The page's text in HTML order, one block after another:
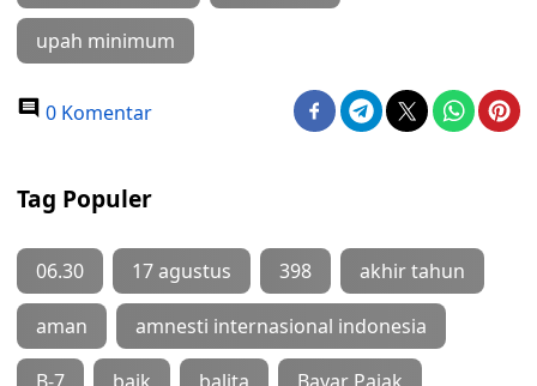
upah minimum
0 Komentar
Tag Populer
06.30 17 agustus 398 akhir tahun
aman amnesti internasional indonesia